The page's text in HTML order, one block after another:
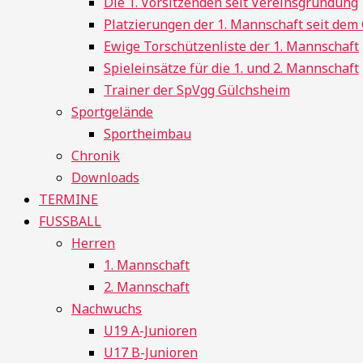
Platzierungen der 1. Mannschaft seit
Ewige Torschützenliste der 1. Mannschaft
Spieleinsätze für die 1. und 2. Mannschaft
Trainer der SpVgg Gülchsheim
Sportgelände
Sportheimbau
Chronik
Downloads
TERMINE
FUSSBALL
Herren
1. Mannschaft
2. Mannschaft
Nachwuchs
U19 A-Junioren
U17 B-Junioren